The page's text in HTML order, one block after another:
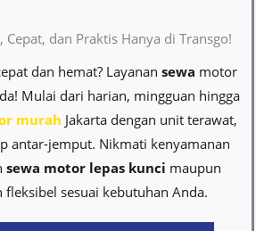
dan Praktis Hanya di Transgo!
dan hemat? Layanan sewa motor
Mulai dari harian, mingguan hingga
murah Jakarta dengan unit terawat,
antar-jemput. Nikmati kenyamanan
sewa motor lepas kunci maupun
fleksibel sesuai kebutuhan Anda.